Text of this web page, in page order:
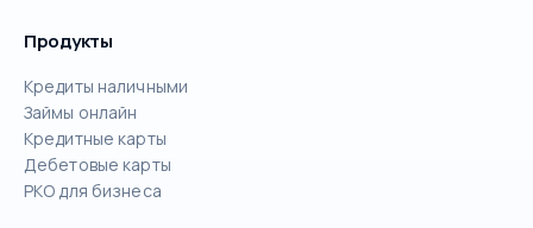
Продукты
Кредиты наличными
Займы онлайн
Кредитные карты
Дебетовые карты
РКО для бизнеса